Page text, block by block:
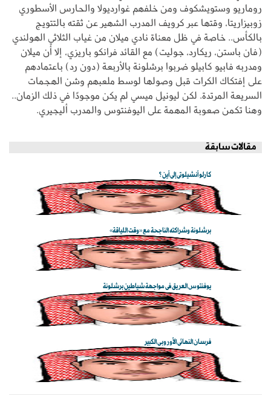
روماريو وستويشكوف ومن خلفهم غوارديولا والحارس الأسطوري
زوبيزاريتا، وقتها عبر كرويف المدرب الشهير عن ثقته بالتتويج
بالكأس.. خاصة في ظل معناة نادي ميلان من غياب الثلاثي الهولندي
(فان باستن، ريكارد، جوليت) مع القائد فرانكو باريزي، إلا أن ميلان
ومدربه فابيو كابيلو ضربوا برشلونة بالأربعة (دون رد) باعتمادهم
على إفتكاك الكرات قبل وصولها لوسط ملعبهم وشن الهجمات
السريعة المرتدة. لكن ليونيل ميسي لم يكن موجودًا في ذلك الزمان..
وهنا تكمن صعوبة المهمة على اليوفنتوس والمدرب أليجيري.
مقالات سابقة
كارلو أنشيلوتي إلى أين؟
برشلونة وشراكته الناجحة مع «وقت اللياقة»
يوفنتوس العريق في مواجهة شياطين برشلونة
فرسان النهائي الأوروبي الكبير